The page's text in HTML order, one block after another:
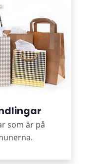
som är på